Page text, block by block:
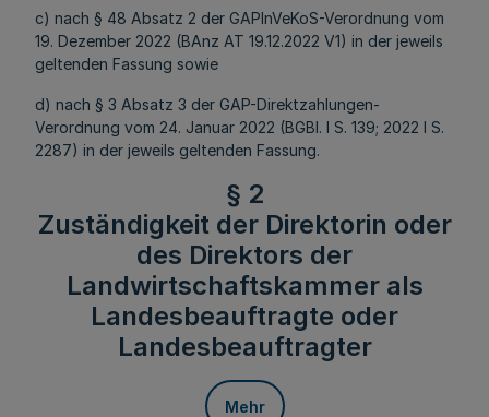
c) nach § 48 Absatz 2 der GAPInVeKoS-Verordnung vom
19. Dezember 2022 (BAnz AT 19.12.2022 V1) in der jeweils
geltenden Fassung sowie
d) nach § 3 Absatz 3 der GAP-Direktzahlungen-
Verordnung vom 24. Januar 2022 (BGBl. I S. 139; 2022 I S.
2287) in der jeweils geltenden Fassung.
§ 2
Zuständigkeit der Direktorin oder
des Direktors der
Landwirtschaftskammer als
Landesbeauftragte oder
Landesbeauftragter
Mehr